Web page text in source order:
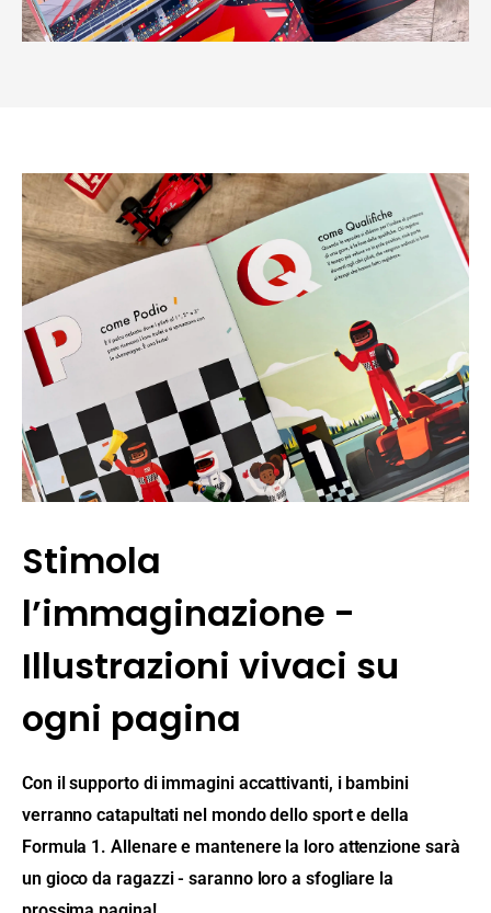
Stimola
l’immaginazione -
Illustrazioni vivaci su
ogni pagina
Con il supporto di immagini accattivanti, i bambini
verranno catapultati nel mondo dello sport e della
Formula 1. Allenare e mantenere la loro attenzione sarà
un gioco da ragazzi - saranno loro a sfogliare la